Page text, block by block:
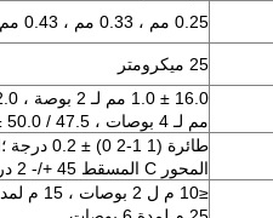
0.25 مم ، 0.33 مم ، 0.43 مم ، 0.65 مم ، 1 مم أو غيرها ؛
25 ميكرومتر
مم لـ 4 بوصات ، 47.5 / 50.0 ± 2.0 مم لـ 6 بوصات
المحور C المسقط 45 +/- 2 درجة